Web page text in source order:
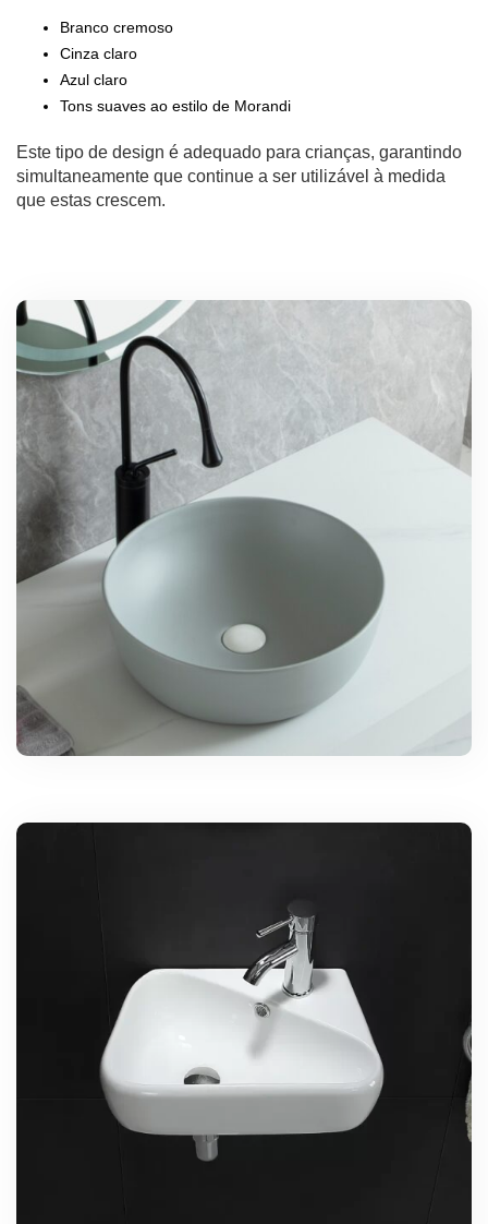
Branco cremoso
Cinza claro
Azul claro
Tons suaves ao estilo de Morandi
Este tipo de design é adequado para crianças, garantindo
simultaneamente que continue a ser utilizável à medida
que estas crescem.